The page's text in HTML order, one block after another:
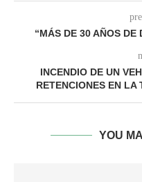
“MÁS DE 30 AÑOS
INCENDIO DE UN
RETENCIONES EN LA
YOU